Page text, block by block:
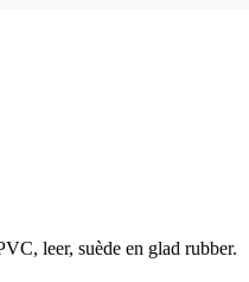
leer, suède en glad rubber.